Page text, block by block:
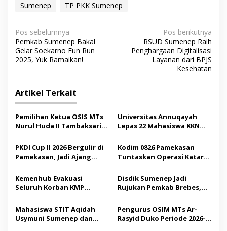
Sumenep
TP PKK Sumenep
N
a
v
g
a
s
i
p
o
s
Pos sebelumnya
Pemkab Sumenep Bakal
Gelar Soekarno Fun Run
2025, Yuk Ramaikan!
Pos berikutnya
RSUD Sumenep Raih
Penghargaan Digitalisasi
Layanan dari BPJS
Kesehatan
Artikel Terkait
Pemilihan Ketua OSIS MTs
Nurul Huda II Tambaksari
Demokrasi bagi Siswa
Universitas Annuqayah
Lepas 22 Mahasiswa KKN
Saudi
PKDI Cup II 2026 Bergulir di
Pamekasan, Jadi Ajang
Madura
Kodim 0826 Pamekasan
Tuntaskan Operasi Katarak
Tindakan Medis
Kemenhub Evakuasi
Seluruh Korban KMP
Operator Diaudit
Disdik Sumenep Jadi
Rujukan Pemkab Brebes,
Pendidikan Berbasis
Budaya
Mahasiswa STIT Aqidah
Usymuni Sumenep dan
Pengurus OSIM MTs Ar-
Rasyid Duko Periode 2026-